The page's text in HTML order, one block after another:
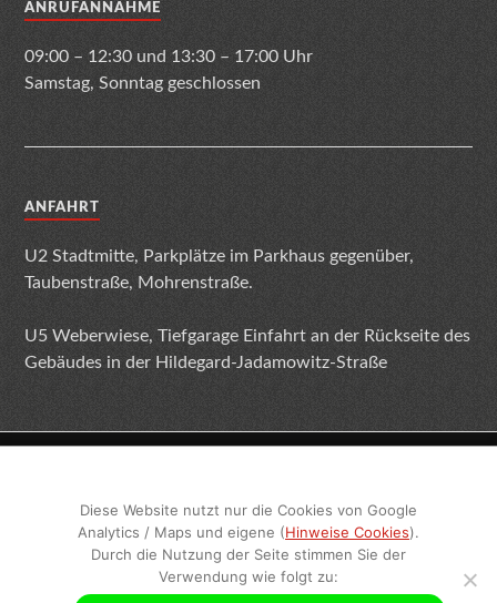
ANRUFANNAHME
09:00 – 12:30 und 13:30 – 17:00 Uhr
Samstag, Sonntag geschlossen
ANFAHRT
U2 Stadtmitte, Parkplätze im Parkhaus gegenüber,
Taubenstraße, Mohrenstraße.
U5 Weberwiese, Tiefgarage Einfahrt an der Rückseite des
Gebäudes in der Hildegard-Jadamowitz-Straße
Impressum Datenschutz Terminabsage
Sitemap Geschlechtsneutrale Texte
Diese Website nutzt nur die Cookies von Google
Analytics / Maps und eigene (Hinweise Cookies).
Durch die Nutzung der Seite stimmen Sie der
Verwendung wie folgt zu: